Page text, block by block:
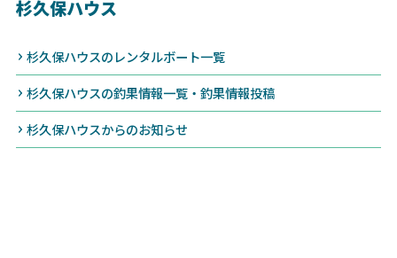
杉久保ハウス
杉久保ハウスのレンタルボート一覧
杉久保ハウスの釣果情報一覧・釣果情報投稿
杉久保ハウスからのお知らせ